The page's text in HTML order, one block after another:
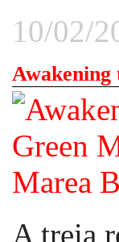
10/02/
A treia